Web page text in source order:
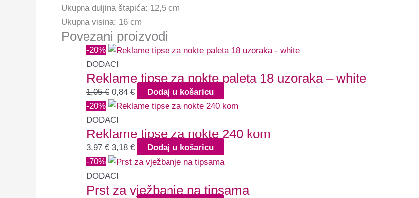
Ukupna duljina štapića: 12,5 cm
Ukupna visina: 16 cm
Povezani proizvodi
-20%
DODACI
Reklame tipse za nokte paleta 18 uzoraka – white
1,05€ 0,84 €
Dodaj u košaricu
-20%
DODACI
Reklame tipse za nokte 240 kom
3,97€ 3,18 €
Dodaj u košaricu
-70%
DODACI
Prst za vježbanje na tipsama